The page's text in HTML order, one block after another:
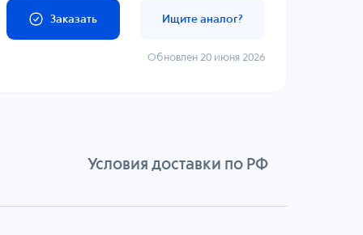
Заказать Ищите аналог?
Обновлен 20 июня 2026
Условия доставки по РФ